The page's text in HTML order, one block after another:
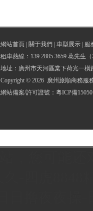
網站首頁 關于我們 車型展示
服
租車熱線：139 2885 3659 葛先生
地址：廣州市天河區棠下荷光一橫
Copyright © 2026 廣州旅順商務服
網站備案/許可證號： 粵ICP備